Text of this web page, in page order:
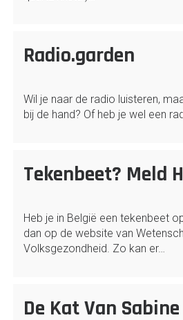
Radio.garden
Wil je naar de radio luisteren,
bij de hand? Of heb je wel een
Tekenbeet? Meld
Heb je in België een tekenbeet
dan op de website van
Volksgezondheid. Zo kan er…
De Kat Van Sabine